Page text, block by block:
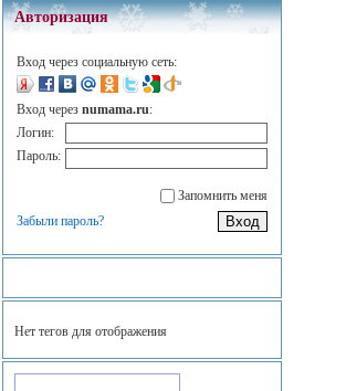
Авторизация
Вход через социальную сеть:
Вход через numama.ru:
Логин:
Пароль:
Запомнить меня
Забыли пароль?
Нет тегов для отображения